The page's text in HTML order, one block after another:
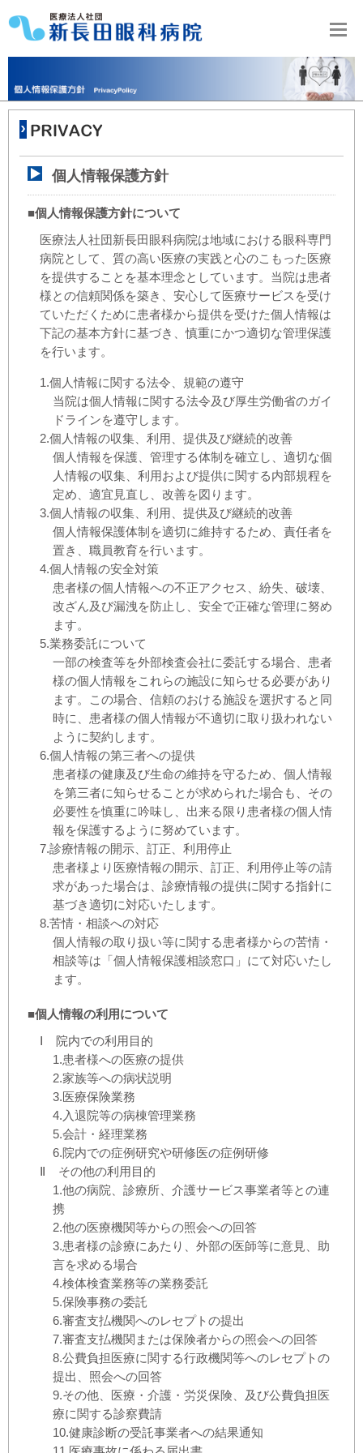
個人情報保護方針
■個人情報保護方針について
医療法人社団新長田眼科病院は地域における眼科専門
病院として、質の高い医療の実践と心のこもった医療
を提供することを基本理念としています。当院は患者
様との信頼関係を築き、安心して医療サービスを受け
ていただくために患者様から提供を受けた個人情報は
下記の基本方針に基づき、慎重にかつ適切な管理保護
を行います。
1.個人情報に関する法令、規範の遵守
当院は個人情報に関する法令及び厚生労働省のガイ
ドラインを遵守します。
2.個人情報の収集、利用、提供及び継続的改善
個人情報を保護、管理する体制を確立し、適切な個
人情報の収集、利用および提供に関する内部規程を
定め、適宜見直し、改善を図ります。
3.個人情報の収集、利用、提供及び継続的改善
個人情報保護体制を適切に維持するため、責任者を
置き、職員教育を行います。
4.個人情報の安全対策
患者様の個人情報への不正アクセス、紛失、破壊、
改ざん及び漏洩を防止し、安全で正確な管理に努め
ます。
5.業務委託について
一部の検査等を外部検査会社に委託する場合、患者
様の個人情報をこれらの施設に知らせる必要があり
ます。この場合、信頼のおける施設を選択すると同
時に、患者様の個人情報が不適切に取り扱われない
ように契約します。
6.個人情報の第三者への提供
患者様の健康及び生命の維持を守るため、個人情報
を第三者に知らせることが求められた場合も、その
必要性を慎重に吟味し、出来る限り患者様の個人情
報を保護するように努めています。
7.診療情報の開示、訂正、利用停止
患者様より医療情報の開示、訂正、利用停止等の請
求があった場合は、診療情報の提供に関する指針に
基づき適切に対応いたします。
8.苦情・相談への対応
個人情報の取り扱い等に関する患者様からの苦情・
相談等は「個人情報保護相談窓口」にて対応いたし
ます。
■個人情報の利用について
Ⅰ
院内での利用目的
1.患者様への医療の提供
2.家族等への病状説明
3.医療保険業務
4.入退院等の病棟管理業務
5.会計・経理業務
6.院内での症例研究や研修医の症例研修
Ⅱ
その他の利用目的
1.他の病院、診療所、介護サービス事業者等との連
携
2.他の医療機関等からの照会への回答
3.患者様の診療にあたり、外部の医師等に意見、助
言を求める場合
4.検体検査業務等の業務委託
5.保険事務の委託
6.審査支払機関へのレセプトの提出
7.審査支払機関または保険者からの照会への回答
8.公費負担医療に関する行政機関等へのレセプトの
提出、照会への回答
9.その他、医療・介護・労災保険、及び公費負担医
療に関する診察費請
10.健康診断の受託事業者への結果通知